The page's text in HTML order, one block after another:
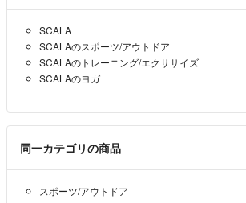
どうでしょ？？
出品者 yh0b1
ありがとうございます。
SCALA
SCALAのスポーツ/アウトドア
SCALAのトレーニング/エクササイズ
SCALAのヨガ
同一カテゴリの商品
スポーツ/アウトドア